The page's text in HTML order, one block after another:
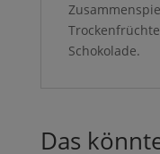
Schoko­lade.
Das